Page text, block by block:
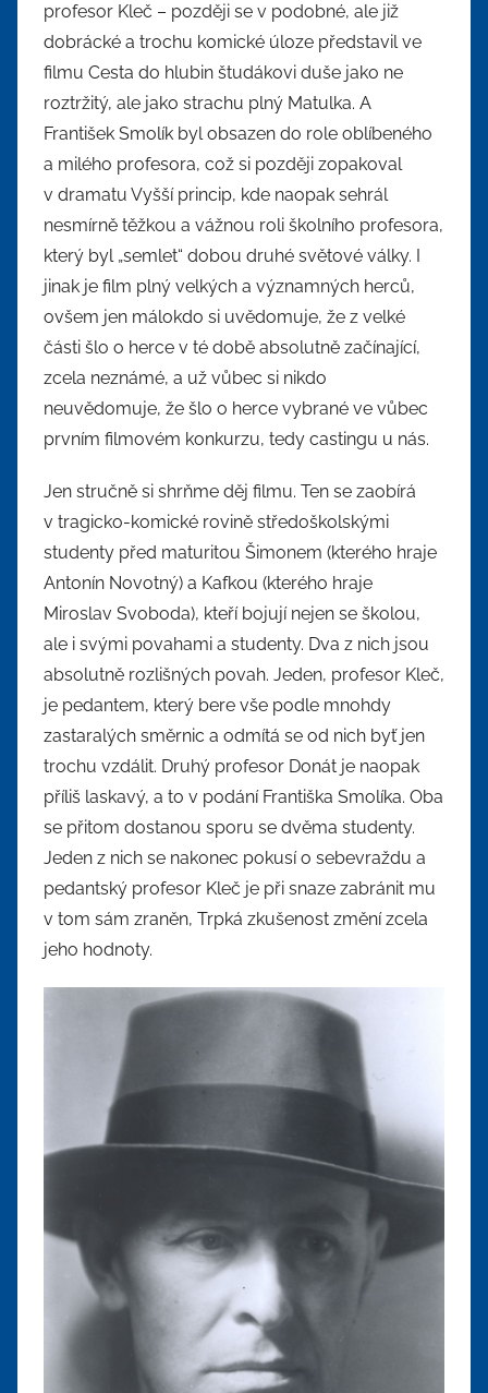
profesor Kleč – později se v podobné, ale již
dobrácké a trochu komické úloze představil ve
filmu Cesta do hlubin študákovi duše jako ne
roztržitý, ale jako strachu plný Matulka. A
František Smolík byl obsazen do role oblíbeného
a milého profesora, což si později zopakoval
v dramatu Vyšší princip, kde naopak sehrál
nesmírně těžkou a vážnou roli školního profesora,
který byl „semlet“ dobou druhé světové války. I
jinak je film plný velkých a významných herců,
ovšem jen málokdo si uvědomuje, že z velké
části šlo o herce v té době absolutně začínající,
zcela neznámé, a už vůbec si nikdo
neuvědomuje, že šlo o herce vybrané ve vůbec
prvním filmovém konkurzu, tedy castingu u nás.
Jen stručně si shrňme děj filmu. Ten se zaobírá
v tragicko-komické rovině středoškolskými
studenty před maturitou Šimonem (kterého hraje
Antonín Novotný) a Kafkou (kterého hraje
Miroslav Svoboda), kteří bojují nejen se školou,
ale i svými povahami a studenty. Dva z nich jsou
absolutně rozlišných povah. Jeden, profesor Kleč,
je pedantem, který bere vše podle mnohdy
zastaralých směrnic a odmítá se od nich byť jen
trochu vzdálit. Druhý profesor Donát je naopak
příliš laskavý, a to v podání Františka Smolíka. Oba
se přitom dostanou sporu se dvěma studenty.
Jeden z nich se nakonec pokusí o sebevraždu a
pedantský profesor Kleč je při snaze zabránit mu
v tom sám zraněn, Trpká zkušenost změní zcela
jeho hodnoty.